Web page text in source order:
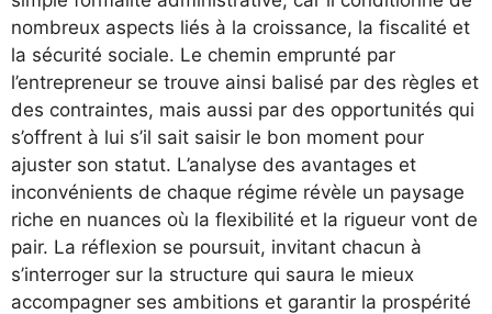
nombreux aspects liés à la croissance, la fiscalité et
la sécurité sociale. Le chemin emprunté par
l’entrepreneur se trouve ainsi balisé par des règles et
des contraintes, mais aussi par des opportunités qui
s’offrent à lui s’il sait saisir le bon moment pour
ajuster son statut. L’analyse des avantages et
inconvénients de chaque régime révèle un paysage
riche en nuances où la flexibilité et la rigueur vont de
pair. La réflexion se poursuit, invitant chacun à
s’interroger sur la structure qui saura le mieux
accompagner ses ambitions et garantir la prospérité